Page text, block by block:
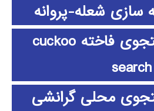
سازی شعله-پروانه
الگوریتم جستجوی فاخته cuckoo
search
محلی گرانشی